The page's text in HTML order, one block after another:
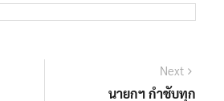
Next
นายกฯ กำชับทุก